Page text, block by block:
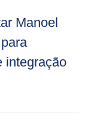
Manoel
integração